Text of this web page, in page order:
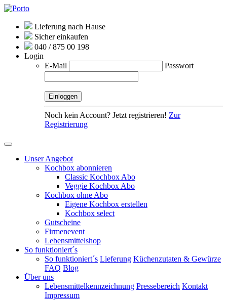
Lieferung nach Hause
Sicher einkaufen
040 / 875 00 198
Login
E-Mail
Passwort
Noch kein Account? Jetzt registrieren! Zur
Registrierung
Unser Angebot
Kochbox abonnieren
Classic Kochbox Abo
Veggie Kochbox Abo
Kochbox ohne Abo
Eigene Kochbox erstellen
Kochbox select
Gutscheine
Firmenevent
Lebensmittelshop
So funktioniert´s
So funktioniert´s Lieferung Küchenzutaten & Gewürze
FAQ Blog
Über uns
Lebensmittelkennzeichnung Pressebereich Kontakt
Impressum